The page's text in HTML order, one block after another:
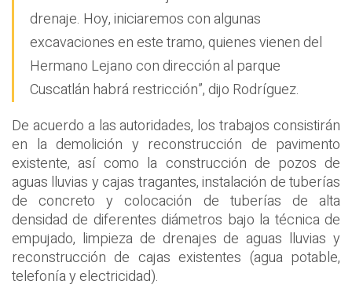
drenaje. Hoy, iniciaremos con algunas
excavaciones en este tramo, quienes vienen del
Hermano Lejano con dirección al parque
Cuscatlán habrá restricción”, dijo Rodríguez.
De acuerdo a las autoridades, los trabajos consistirán
en la demolición y reconstrucción de pavimento
existente, así como la construcción de pozos de
aguas lluvias y cajas tragantes, instalación de tuberías
de concreto y colocación de tuberías de alta
densidad de diferentes diámetros bajo la técnica de
empujado, limpieza de drenajes de aguas lluvias y
reconstrucción de cajas existentes (agua potable,
telefonía y electricidad).